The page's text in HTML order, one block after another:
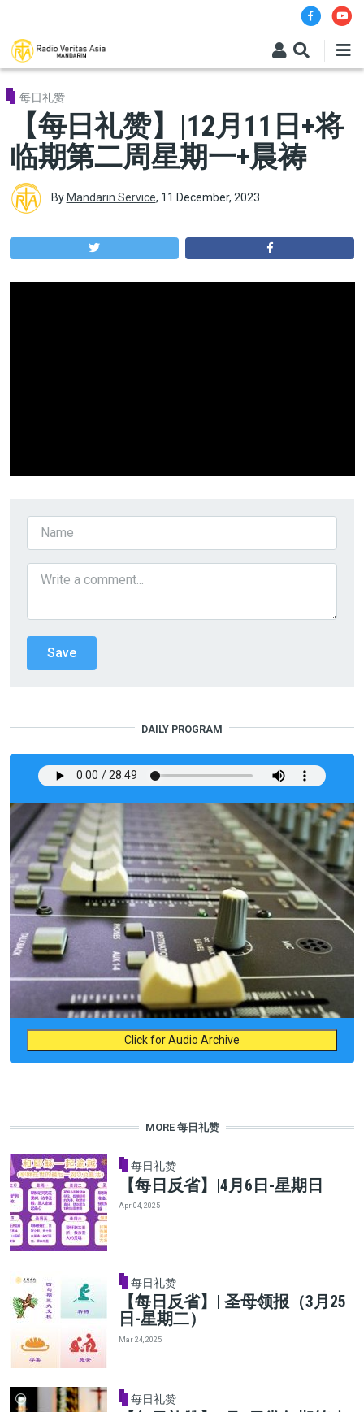
每日礼赞
【每日礼赞】|12月11日+将
临期第二周星期一+晨祷
By Mandarin Service, 11 December, 2023
DAILY PROGRAM
Click for Audio Archive
MORE 每日礼赞
每日礼赞
【每日反省】|4月6日-星期日
Apr 04, 2025
每日礼赞
【每日反省】| 圣母领报（3月25
日-星期二）
Mar 24, 2025
每日礼赞